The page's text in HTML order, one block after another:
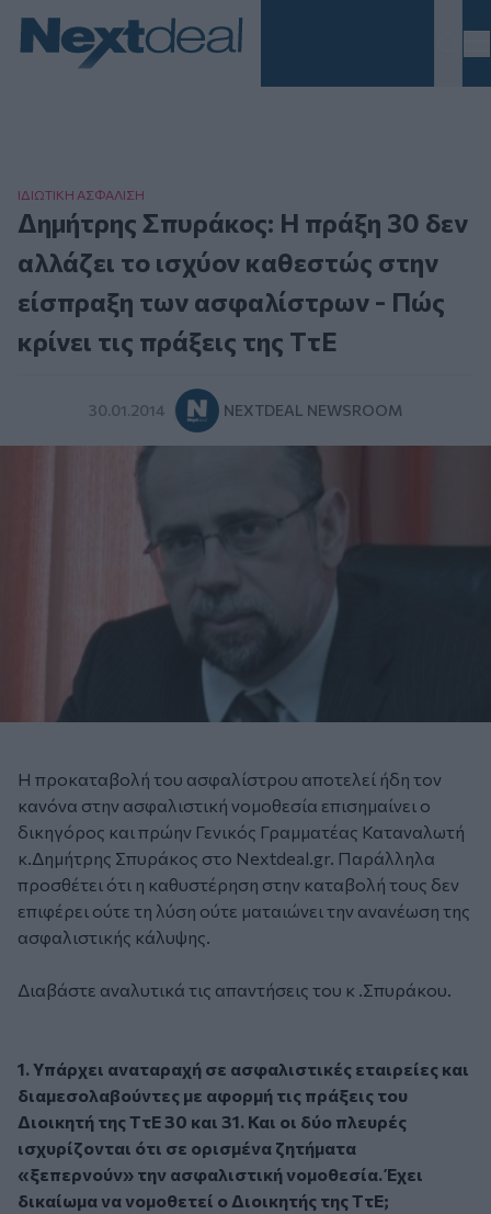
ΙΔΙΩΤΙΚΗ ΑΣΦAΛΙΣΗ
Δημήτρης Σπυράκος: Η πράξη 30 δεν
αλλάζει το ισχύον καθεστώς στην
είσπραξη των ασφαλίστρων - Πώς
κρίνει τις πράξεις της ΤτΕ
30.01.2014 NEXTDEAL NEWSROOM
Η προκαταβολή του ασφαλίστρου αποτελεί ήδη τον
κανόνα στην ασφαλιστική νομοθεσία επισημαίνει ο
δικηγόρος και πρώην Γενικός Γραμματέας Καταναλωτή
κ.Δημήτρης Σπυράκος στο Nextdeal.gr. Παράλληλα
προσθέτει ότι η καθυστέρηση στην καταβολή τους δεν
επιφέρει ούτε τη λύση ούτε ματαιώνει την ανανέωση της
ασφαλιστικής κάλυψης.
Διαβάστε αναλυτικά τις απαντήσεις του κ .Σπυράκου.
1. Υπάρχει αναταραχή σε ασφαλιστικές εταιρείες και
διαμεσολαβούντες με αφορμή τις πράξεις του
Διοικητή της ΤτΕ 30 και 31. Και οι δύο πλευρές
ισχυρίζονται ότι σε ορισμένα ζητήματα
«ξεπερνούν» την ασφαλιστική νομοθεσία. Έχει
δικαίωμα να νομοθετεί ο Διοικητής της ΤτΕ;